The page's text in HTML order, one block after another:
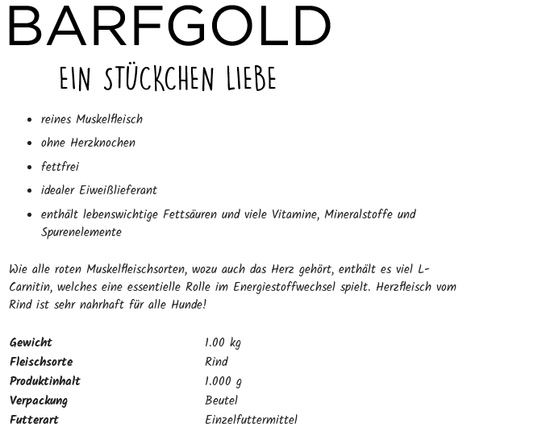
reines Muskelfleisch
ohne Herzknochen
fettfrei
idealer Eiweißlieferant
enthält lebenswichtige Fettsäuren und viele Vitamine, Mineralstoffe und
Spurenelemente
Wie alle roten Muskelfleischsorten, wozu auch das Herz gehört, enthält es viel L-
Carnitin, welches eine essentielle Rolle im Energiestoffwechsel spielt. Herzfleisch vom
Rind ist sehr nahrhaft für alle Hunde!
Gewicht
1.00 kg
Fleischsorte
Rind
Produktinhalt
1.000 g
Verpackung
Beutel
Futterart
Einzelfuttermittel